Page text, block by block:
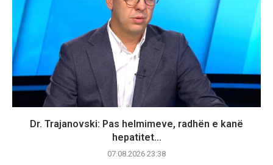
Dr. Trajanovski: Pas helmimeve, radhën e kanë
hepatitet...
07.08.2026 23:38